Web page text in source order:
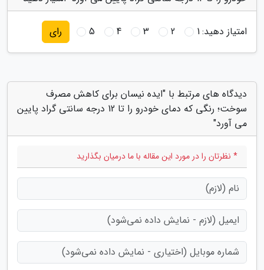
امتیاز دهید:1
2
3
4
5 رای
دیدگاه های مرتبط با "ایده نیسان برای کاهش مصرف
سوخت؛ رنگی که دمای خودرو را تا 12 درجه سانتی گراد پایین
می آورد"
* نظرتان را در مورد این مقاله با ما درمیان بگذارید